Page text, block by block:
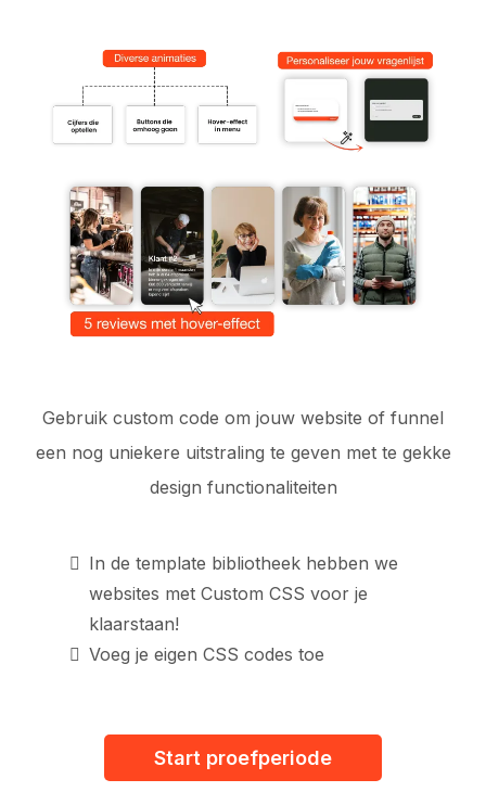
Gebruik custom code om jouw website of funnel
een nog uniekere uitstraling te geven met te gekke
design functionaliteiten
In de template bibliotheek hebben we
websites met Custom CSS voor je
klaarstaan!
Voeg je eigen CSS codes toe
Start proefperiode